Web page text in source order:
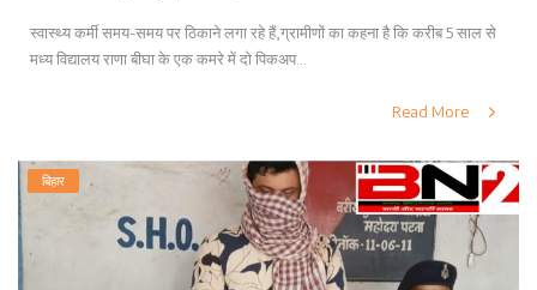
स्वास्थ्य कर्मी समय-समय पर ठिकाने लगा रहे हैं,ग्रामीणों का कहना है कि करीब 5 साल से
मध्य विद्यालय राणा बीघा के एक कमरे में दो पिकअप...
Read More
बिहार